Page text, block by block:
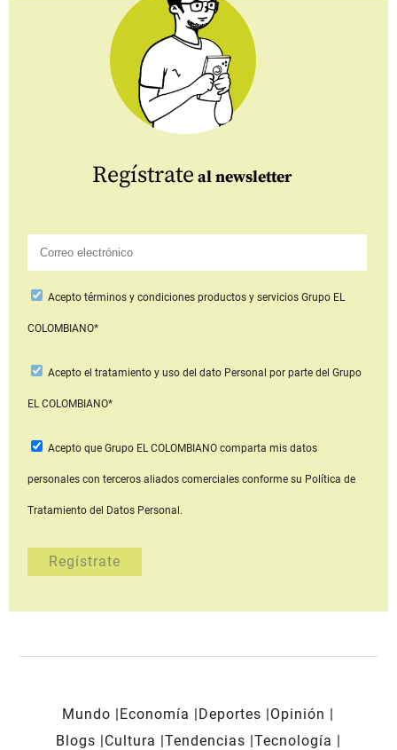
Regístrate al newsletter
Aceptotérminos y condiciones productos y serviciosGrupo EL
COLOMBIANO*
Acepto el tratamiento y uso del dato Personal por parte del Grupo
EL COLOMBIANO*
Acepto que Grupo EL COLOMBIANOcomparta mis datos
personales con terceros aliados comerciales conforme su Política de
Tratamiento del Datos Personal.
Mundo Economía Deportes
Opinión
Blogs
Cultura Tendencias Tecnología